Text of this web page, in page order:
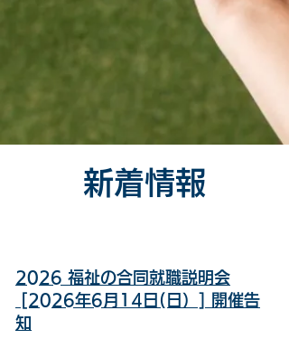
新着情報
2026 福祉の合同就職説明会
[2026年6月14日(日）] 開催告
知